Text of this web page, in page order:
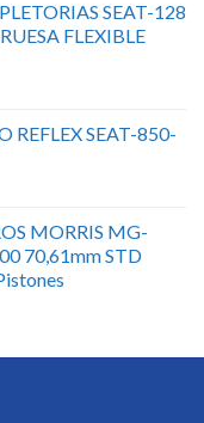
SEAT-128
FLEXIBLE
REFLEX SEAT-850-
MORRIS MG-
70,61mm STD